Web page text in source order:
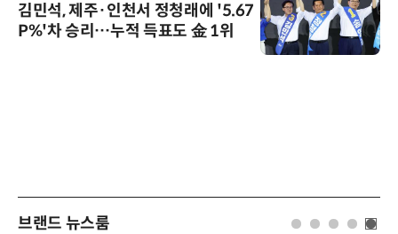
김민석, 제주·인천서 정청래에 '5.67
P%'차 승리…누적 득표도 金 1위
브랜드 뉴스룸